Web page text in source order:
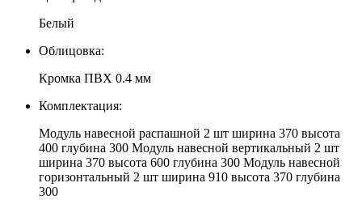
Белый
Облицовка:
Кромка ПВХ 0.4 мм
Комплектация:
Модуль навесной распашной 2 шт ширина 370 высота
400 глубина 300 Модуль навесной вертикальный 2 шт
ширина 370 высота 600 глубина 300 Модуль навесной
горизонтальный 2 шт ширина 910 высота 370 глубина
300